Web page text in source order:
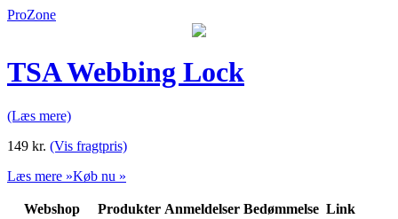
ProZone
TSA Webbing Lock
(Læs mere)
149 kr. (Vis fragtpris)
Læs mere »Køb nu »
Webshop Produkter Anmeldelser Bedømmelse Link